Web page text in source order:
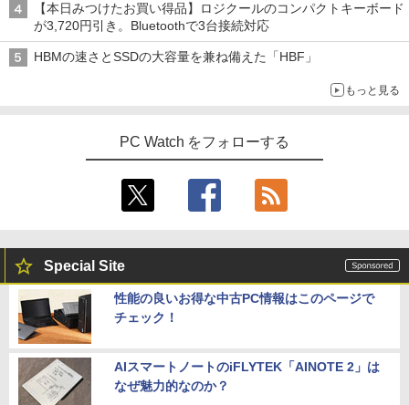
￥1,210
バムとケロのデイブック Bam and Ker
￥4,950
【本日みつけたお買い得品】ロジクールのコンパクトキーボード
が3,720円引き。Bluetoothで3台接続対応
HBMの速さとSSDの大容量を兼ね備えた「HBF」
もっと見る
PC Watch をフォローする
Special Site
性能の良いお得な中古PC情報はこのページで
チェック！
AIスマートノートのiFLYTEK「AINOTE 2」は
なぜ魅力的なのか？